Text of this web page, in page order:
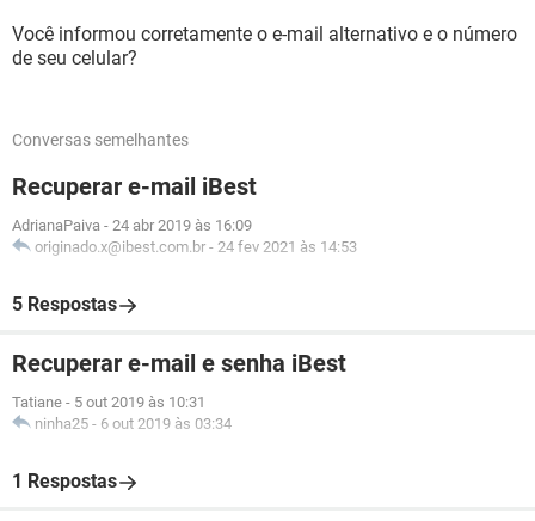
Você informou corretamente o e-mail alternativo e o número
de seu celular?
Conversas semelhantes
Recuperar e-mail iBest
AdrianaPaiva - 24 abr 2019 às 16:09
originado.x@ibest.com.br - 24 fev 2021 às 14:53
5 Respostas
Recuperar e-mail e senha iBest
Tatiane - 5 out 2019 às 10:31
ninha25 - 6 out 2019 às 03:34
1 Respostas